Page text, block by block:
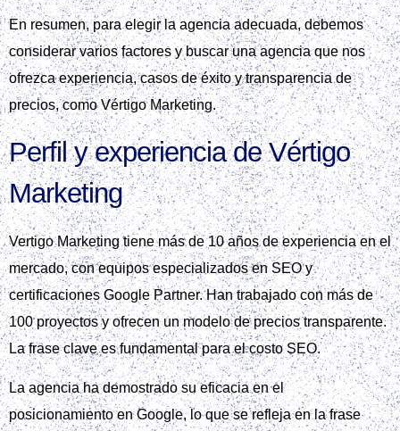
En resumen, para elegir la agencia adecuada, debemos
considerar varios factores y buscar una agencia que nos
ofrezca experiencia, casos de éxito y transparencia de
precios, como Vértigo Marketing.
Perfil y experiencia de Vértigo
Marketing
Vertigo Marketing tiene más de 10 años de experiencia en el
mercado, con equipos especializados en SEO y
certificaciones Google Partner. Han trabajado con más de
100 proyectos y ofrecen un modelo de precios transparente.
La frase clave es fundamental para el costo SEO.
La agencia ha demostrado su eficacia en el
posicionamiento en Google, lo que se refleja en la frase